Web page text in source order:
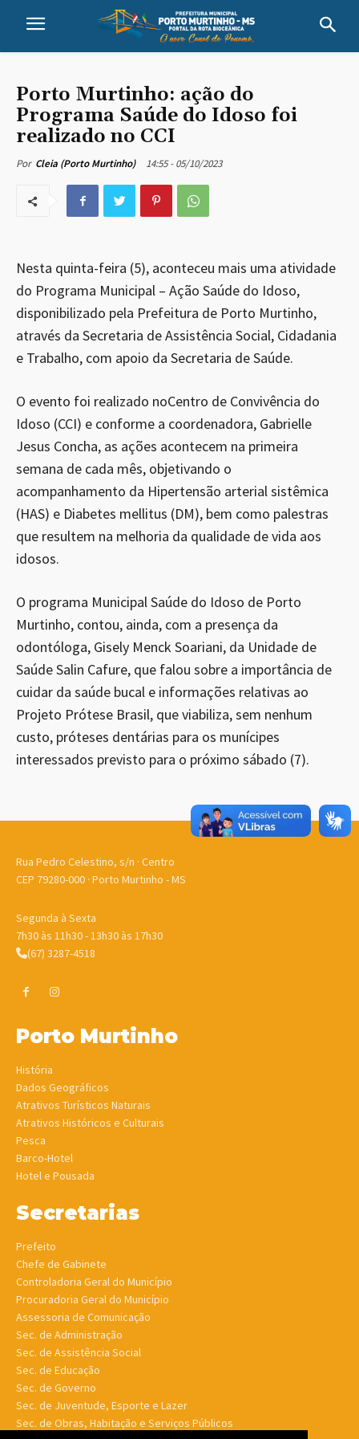
Porto Murtinho: ação do
Programa Saúde do Idoso foi
realizado no CCI
Por Cleia (Porto Murtinho) 14:55 - 05/10/2023
Nesta quinta-feira (5), aconteceu mais uma atividade
do Programa Municipal – Ação Saúde do Idoso,
disponibilizado pela Prefeitura de Porto Murtinho,
através da Secretaria de Assistência Social, Cidadania
e Trabalho, com apoio da Secretaria de Saúde.
O evento foi realizado noCentro de Convivência do
Idoso (CCI) e conforme a coordenadora, Gabrielle
Jesus Concha, as ações acontecem na primeira
semana de cada mês, objetivando o
acompanhamento da Hipertensão arterial sistêmica
(HAS) e Diabetes mellitus (DM), bem como palestras
que resultem na melhoria da qualidade de vida aos
idosos.
O programa Municipal Saúde do Idoso de Porto
Murtinho, contou, ainda, com a presença da
odontóloga, Gisely Menck Soariani, da Unidade de
Saúde Salin Cafure, que falou sobre a importância de
cuidar da saúde bucal e informações relativas ao
Projeto Prótese Brasil, que viabiliza, sem nenhum
custo, próteses dentárias para os munícipes
interessados previsto para o próximo sábado (7).
Rua Pedro Celestino, s/n · Centro
CEP 79280-000 · Porto Murtinho - MS
Segunda à Sexta
7h30 às 11h30 - 13h30 às 17h30
(67) 3287-4518
Porto Murtinho
História
Dados Geográficos
Atrativos Turísticos Naturais
Atrativos Históricos e Culturais
Pesca
Barco-Hotel
Hotel e Pousada
Secretarias
Prefeito
Chefe de Gabinete
Controladoria Geral do Município
Procuradoria Geral do Município
Assessoria de Comunicação
Sec. de Administração
Sec. de Assistência Social
Sec. de Educação
Sec. de Governo
Sec. de Juventude, Esporte e Lazer
Sec. de Obras, Habitação e Serviços Públicos